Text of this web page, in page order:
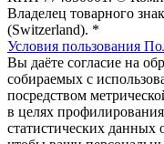
Владелец товарного
(Switzerland). *
Условия пользования
Вы даёте согласие на
собираемых с
посредством
в целях
статистических данных